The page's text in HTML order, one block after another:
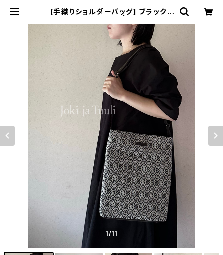
[手織りショルダーバッグ] ブラック×
li （テオリ と カワコモノ）
1/11